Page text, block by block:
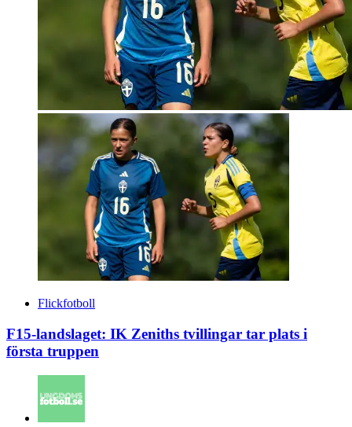
Flickfotboll
F15-landslaget: IK Zeniths tvillingar tar plats i
första truppen